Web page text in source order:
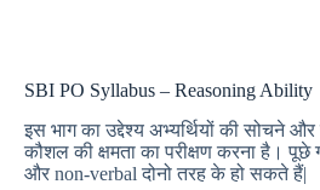
SBI PO Syllabus – Reasoning Ability
इस भाग का उद्देश्य अभ्यर्थियों की सोचने और
कौशल की क्षमता का परीक्षण करना है। पूछे
और non-verbal दोनो तरह के हो सकते हैं|